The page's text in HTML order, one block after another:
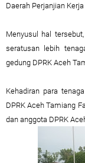
Daerah Perjanjian
Menyusul hal
seratusan lebih
gedung DPRK Aceh
Kehadiran para
DPRK Aceh Tamiang
dan anggota DPRK